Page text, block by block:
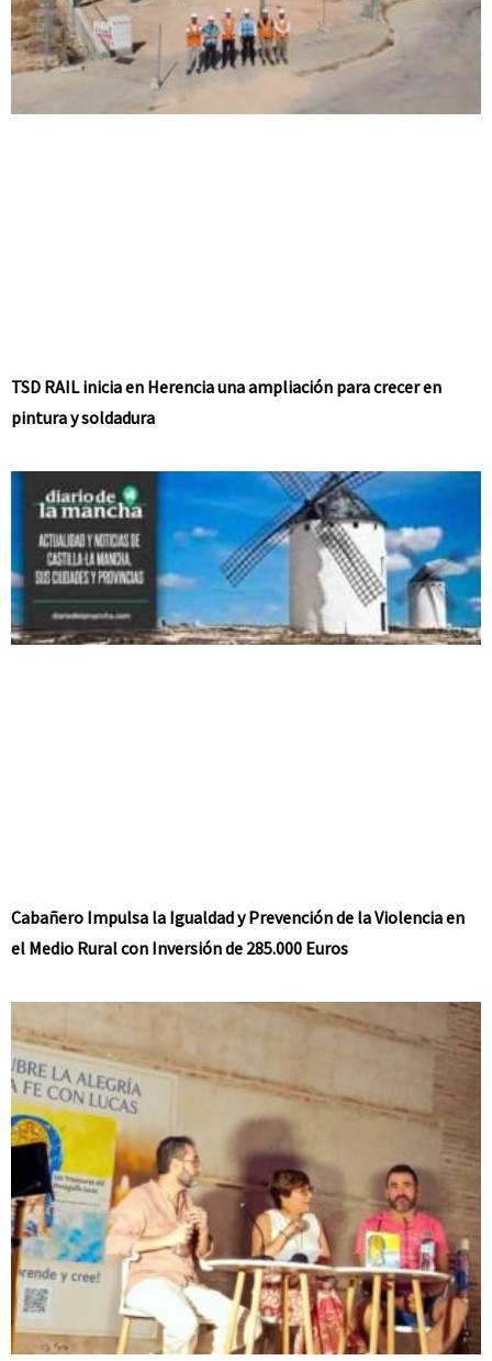
TSD RAIL inicia en Herencia una ampliación para crecer en
pintura y soldadura
Cabañero Impulsa la Igualdad y Prevención de la Violencia en
el Medio Rural con Inversión de 285.000 Euros